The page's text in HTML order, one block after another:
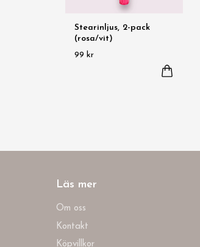
Stearinljus, 2-pack
(rosa/vit)
99 kr
Läs mer
Om oss
Kontakt
Köpvillkor